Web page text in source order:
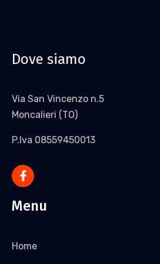
Dove siamo
Via San Vincenzo n.5
Moncalieri (TO)
P.Iva 08559450013
Menu
Home